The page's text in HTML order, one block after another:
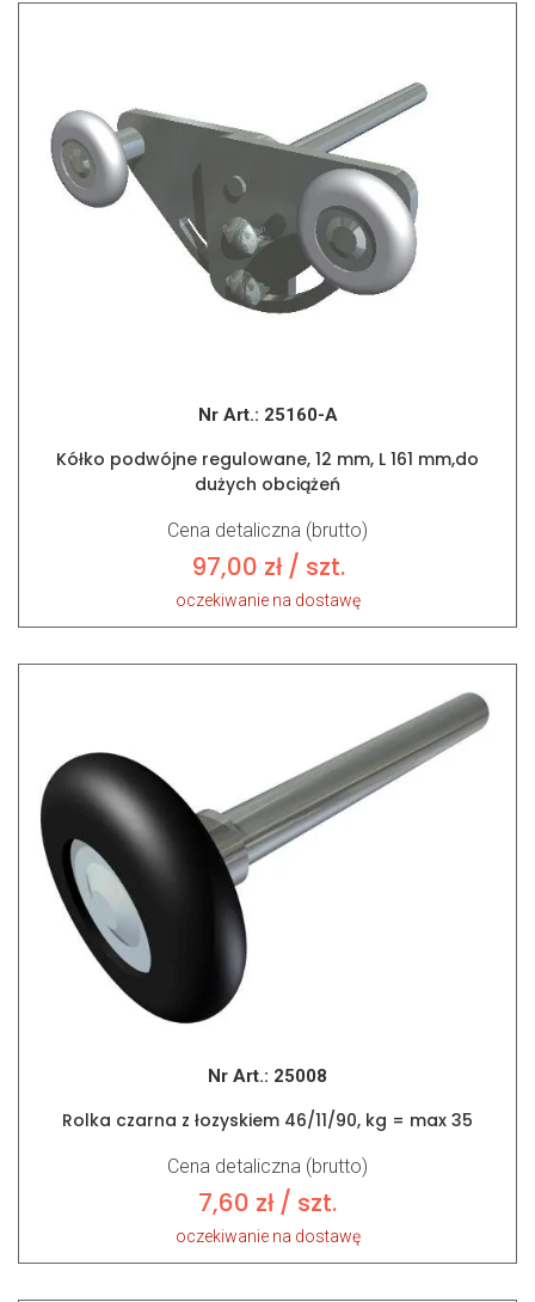
Nr Art.: 25160-A
Kółko podwójne regulowane, 12 mm, L 161 mm,do
dużych obciążeń
Cena detaliczna (brutto)
97,00 zł/ szt.
oczekiwanie na dostawę
Nr Art.: 25008
Rolka czarna z łozyskiem 46/11/90, kg = max 35
Cena detaliczna (brutto)
7,60 zł / szt.
oczekiwanie na dostawę